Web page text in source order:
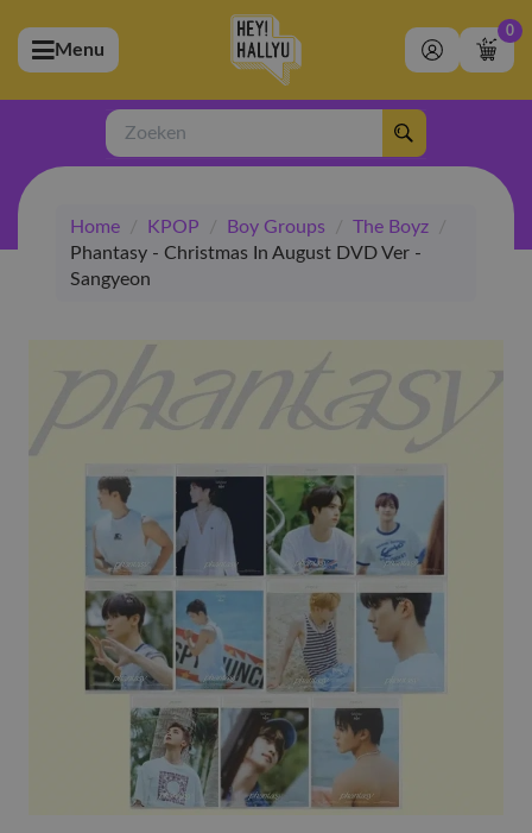
(Artiesten)
(Merchandise)
(Exclusive)
(Winkel)
Menu
0
Zoeken
Home / KPOP / Boy Groups / The Boyz
/
Phantasy - Christmas In August DVD Ver -
Sangyeon